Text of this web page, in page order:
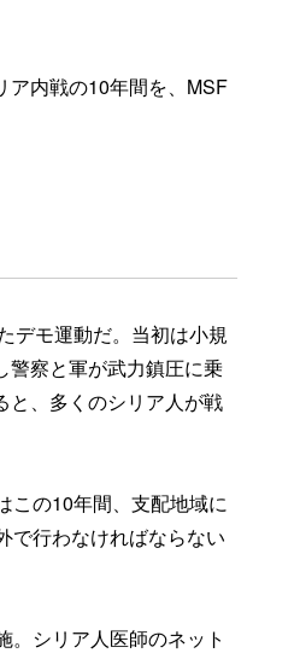
ア内戦の10年間を、MSF
デモ運動だ。当初は小規
警察と軍が武力鎮圧に乗
と、多くのシリア人が戦
この10年間、支配地域に
で行わなければならない
。シリア人医師のネット